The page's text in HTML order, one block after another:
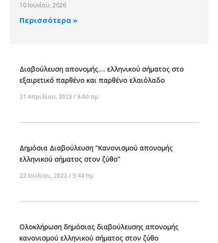
Διαβούλευση απονομής…. ελληνικού σήματος στο
εξαιρετικό παρθένο και παρθένο ελαιόλαδο
21 Απριλίου, 2023 6:00 πμ
Δημόσια Διαβούλευση “Κανονισμού απονομής
ελληνικού σήματος στον ζύθο”
22 Ιουλίου, 2022 5:44 πμ
Ολοκλήρωση δημόσιας διαβούλευσης απονομής
κανονισμού ελληνικού σήματος στον ζύθο
10 Ιουνίου, 2026
Περισσότερα »